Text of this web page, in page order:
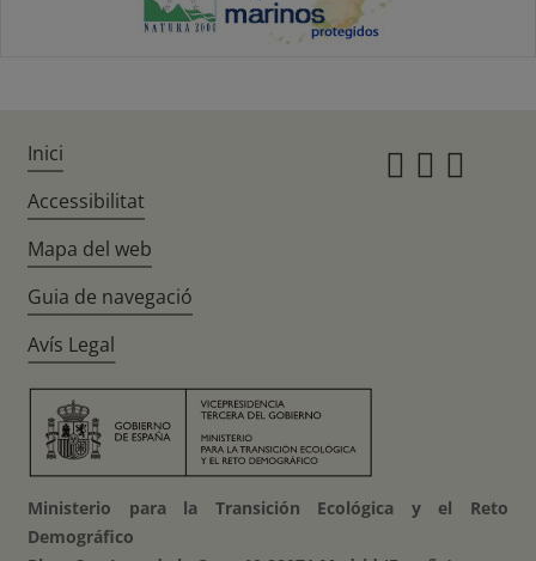
Inici
Accessibilitat
Mapa del web
Guia de navegació
Avís Legal
Ministerio para la Transición Ecológica y el Reto
Demográfico